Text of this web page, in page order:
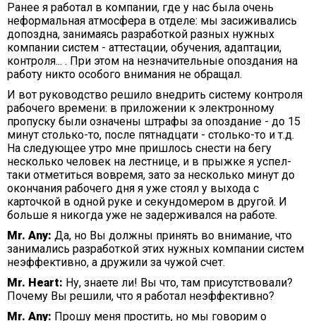
Ранее я работал в компании, где у нас была очень
неформальная атмосфера в отделе: мы засиживались
допоздна, занимаясь разработкой разных нужных
компании систем - аттестации, обучения, адаптации,
контроля... . При этом на незначительные опоздания на
работу никто особого внимания не обращал.
И вот руководство решило внедрить систему контроля
рабочего времени: в приложении к электронному
пропуску были означены штрафы за опоздание - до 15
минут столько-то, после пятнадцати - столько-то и т.д.
На следующее утро мне пришлось снести на бегу
несколько человек на лестнице, и в прыжке я успел-
таки отметиться вовремя, зато за несколько минут до
окончания рабочего дня я уже стоял у выхода с
карточкой в одной руке и секундомером в другой. И
больше я никогда уже не задерживался на работе.
Mr. Any: Да, но Вы должны принять во внимание, что
занимались разработкой этих нужных компании систем
неэффективно, а дружили за чужой счет.
Mr. Heart: Ну, знаете ли! Вы что, там присутствовали?
Почему Вы решили, что я работал неэффективно?
Mr. Any: Прошу меня простить, но мы говорим о